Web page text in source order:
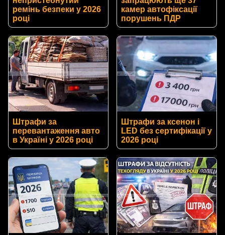
ремінь безпеки у 2026
році
камер автофіксації
порушень ПДР
Штрафи за
перевантаження авто
в Україні у 2026 році
Штрафи за ксенон і
LED без сертифікації у
2026 році